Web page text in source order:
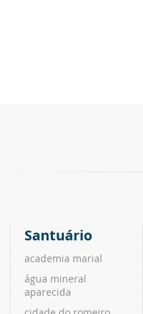
Santuário
academia marial
água mineral
aparecida